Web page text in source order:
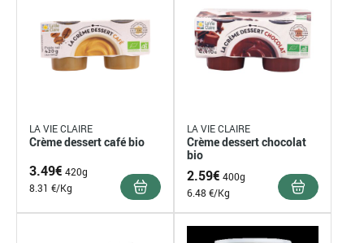
LA VIE CLAIRE
Crème dessert café bio
3.49€ 420g
8.31 €/Kg
LA VIE CLAIRE
Crème dessert chocolat
bio
2.59€ 400g
6.48 €/Kg